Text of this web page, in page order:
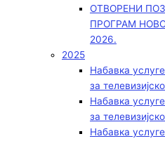
ОТВОРЕНИ
ПРОГРАМ
2026.
2025
Набавка
за
Набавка
за
Набавка